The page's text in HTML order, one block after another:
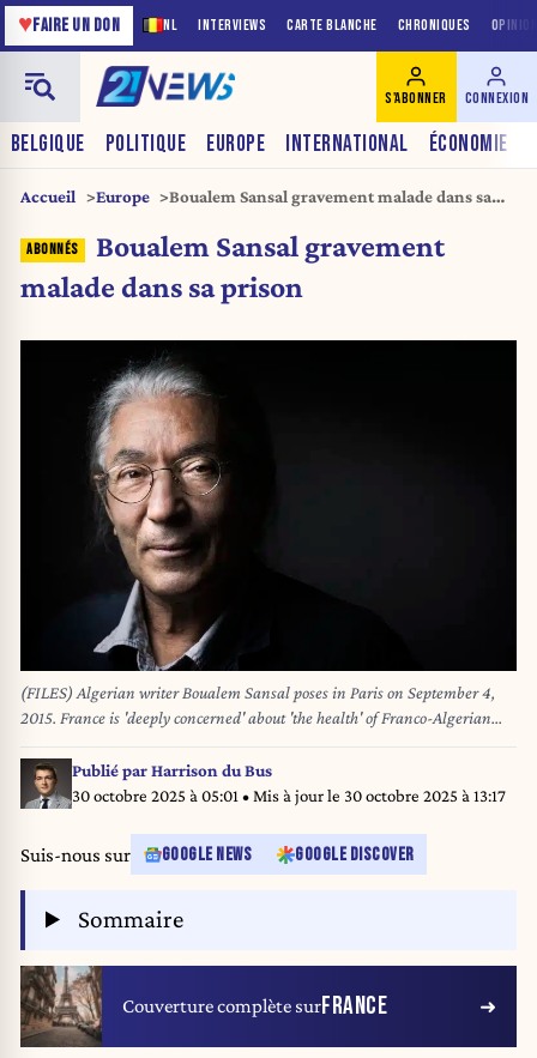
NL INTERVIEWS CARTE BLANCHE CHRONIQUES
♥FAIRE UN DON
BELGIQUE POLITIQUE EUROPE INTERNATIONAL ÉCONOMIE
S'ABONNER CONNEXION
Accueil Europe
Boualem Sansal gravement malade dans sa
Boualem Sansal gravement
malade dans sa prison
(FILES) Algerian writer Boualem Sansal poses in Paris on September 4,
2015. France is 'deeply concerned' about 'the health' of Franco-Algerian
writer Boualem Sansal and 'the pressures' exerted on him, said the French
Prime Minister on February 26, 2025, after an interministerial committee
on immigration. (Photo by Joël SAGET / AFP)
Publié parHarrison du Bus
30 octobre 2025 à 05:01 • Mis à jour le 30 octobre 2025 à 13:17
Suis-nous sur GOOGLE NEWS GOOGLE DISCOVER
Sommaire
Couverture complète surFRANCE